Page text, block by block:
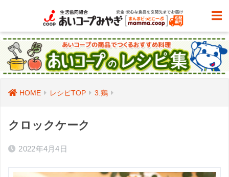
HOME レシピTOP 3.鶏
クロックケーク
2022年4月4日